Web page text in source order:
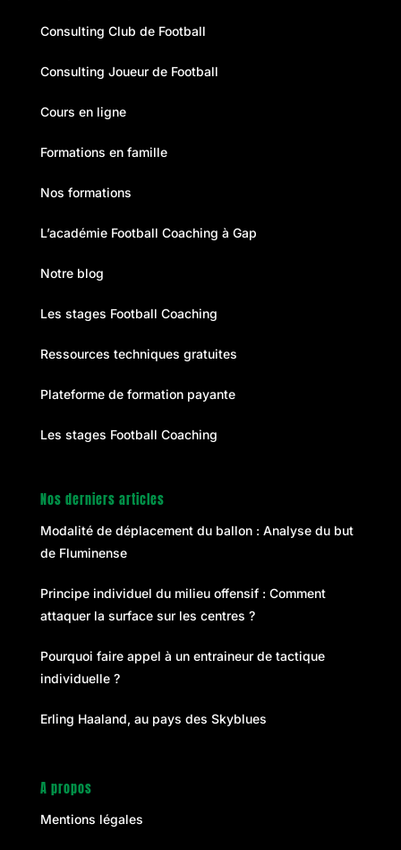
Consulting Club de Football
Consulting Joueur de Football
Cours en ligne
Formations en famille
Nos formations
L’académie Football Coaching à Gap
Notre blog
Les stages Football Coaching
Ressources techniques gratuites
Plateforme de formation payante
Les stages Football Coaching
Nos derniers articles
Modalité de déplacement du ballon : Analyse du but
de Fluminense
Principe individuel du milieu offensif : Comment
attaquer la surface sur les centres ?
Pourquoi faire appel à un entraineur de tactique
individuelle ?
Erling Haaland, au pays des Skyblues
A propos
Mentions légales